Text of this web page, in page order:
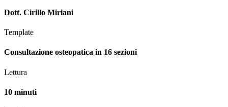
Dott. Cirillo Miriani
Template
Consultazione osteopatica in 16 sezioni
Lettura
10 minuti